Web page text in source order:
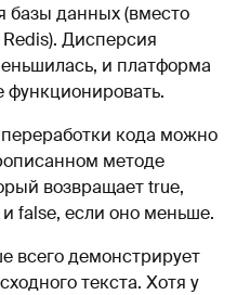
базы данных (вместо
Redis). Дисперсия
и платформа
функционировать.
кода можно
методе
возвращает true,
false, если оно меньше.
всего демонстрирует
текста. Хотя у